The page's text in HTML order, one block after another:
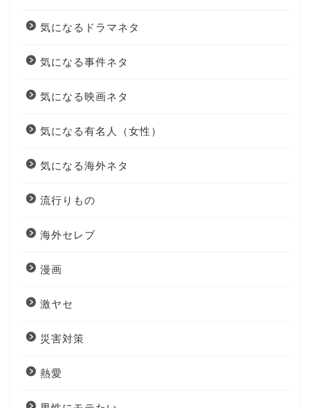
気になるドラマネタ
気になる事件ネタ
気になる映画ネタ
気になる有名人（女性）
気になる海外ネタ
流行りもの
海外セレブ
漫画
激ヤセ
災害対策
熱愛